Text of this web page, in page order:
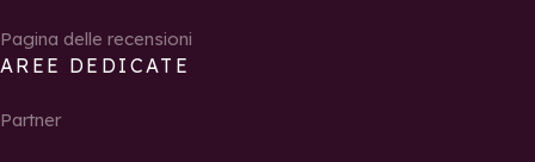
Pagina delle recensioni
AREE DEDICATE
Partner